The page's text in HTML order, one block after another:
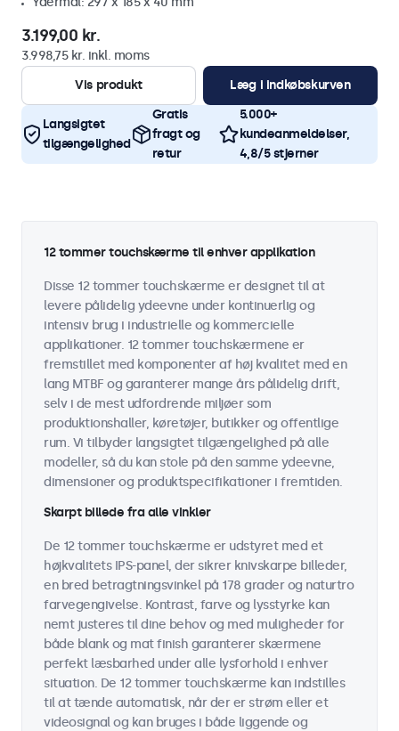
3.199,00 kr.
3.998,75 kr. inkl. moms
Vis produkt
Læg i indkøbskurven
Langsigtet
tilgængelighed
Gratis
fragt og
retur
5.000+
kundeanmeldelser,
4,8/5 stjerner
12 tommer touchskærme til enhver applikation
Disse 12 tommer touchskærme er designet til at
levere pålidelig ydeevne under kontinuerlig og
intensiv brug i industrielle og kommercielle
applikationer. 12 tommer touchskærmene er
fremstillet med komponenter af høj kvalitet med en
lang MTBF og garanterer mange års pålidelig drift,
selv i de mest udfordrende miljøer som
produktionshaller, køretøjer, butikker og offentlige
rum. Vi tilbyder langsigtet tilgængelighed på alle
modeller, så du kan stole på den samme ydeevne,
dimensioner og produktspecifikationer i fremtiden.
Skarpt billede fra alle vinkler
De 12 tommer touchskærme er udstyret med et
højkvalitets IPS-panel, der sikrer knivskarpe billeder,
en bred betragtningsvinkel på 178 grader og naturtro
farvegengivelse. Kontrast, farve og lysstyrke kan
nemt justeres til dine behov og med muligheder for
både blank og mat finish garanterer skærmene
perfekt læsbarhed under alle lysforhold i enhver
situation. De 12 tommer touchskærme kan indstilles
til at tænde automatisk, når der er strøm eller et
videosignal og kan bruges i både liggende og